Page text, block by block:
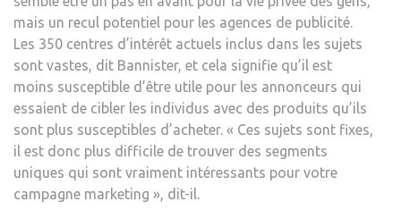
mais un recul potentiel pour les agences de publicité.
Les 350 centres d’intérêt actuels inclus dans les sujets
sont vastes, dit Bannister, et cela signifie qu’il est
moins susceptible d’être utile pour les annonceurs qui
essaient de cibler les individus avec des produits qu’ils
sont plus susceptibles d’acheter. « Ces sujets sont fixes,
il est donc plus difficile de trouver des segments
uniques qui sont vraiment intéressants pour votre
campagne marketing », dit-il.